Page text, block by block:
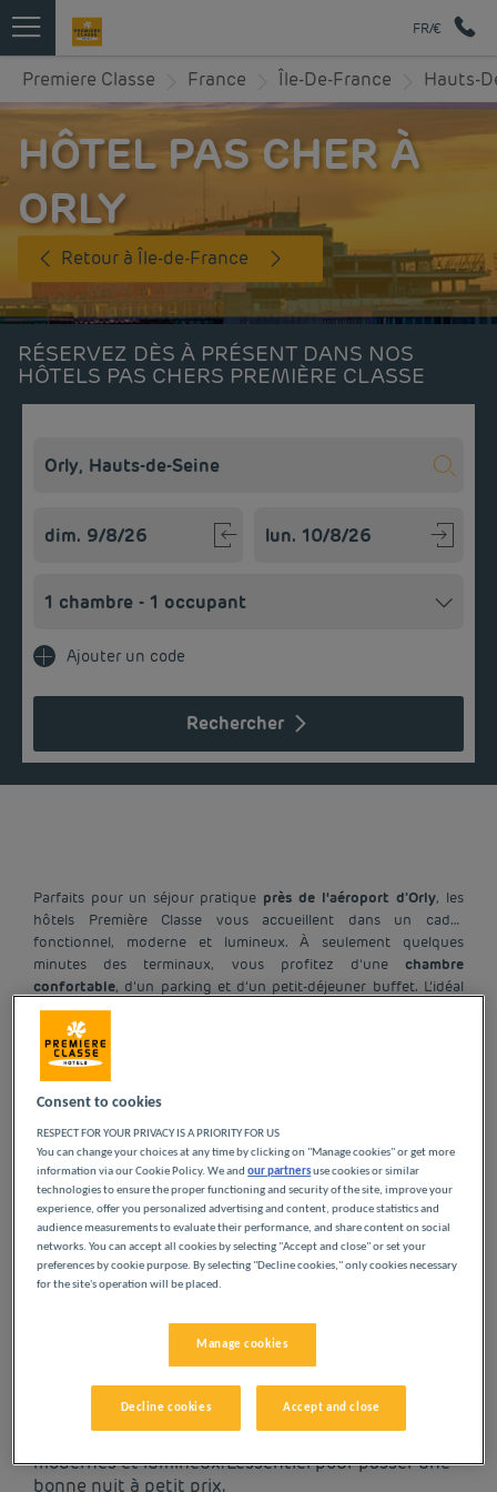
FR/€
Premiere Classe France Île-De-France Hauts-
HÔTEL PAS CHER À
ORLY
Retour à Île-de-France
RÉSERVEZ DÈS À PRÉSENT DANS NOS
HÔTELS PAS CHERS PREMIÈRE CLASSE
Rechercher
Ajouter un code
Parfaits pour un séjour pratique près de l'aéroport d’Orly, les
hôtels Première Classe vous accueillent dans un cadre
fonctionnel, moderne et lumineux. À seulement quelques
minutes des terminaux, vous profitez d’une chambre
confortable, d’un parking et d’un petit-déjeuner buffet. L’idéal
pour une étape avant ou après votre vol !
Séjourner à Orly
À deux pas deParis, enVal-de-Marne
connue pour son aéroport. Lieu de passage et source de
création artistique, évoqué dans les chansons “Dimanche à
Orly” de Gilbert Bécaud et “Orly” de Jacques Brel, l'aéroport
d'Orly devient aussidécor de cinémadans les films “Le Grand
Blond avec une chaussure noire” d'Yves Robert ou “Les
Aventures de Rabbi Jacob” de Gérard Oury. Mai
Lire la suite
NOS HÔTELS À ORLY À
PETITS PRIX
Laissez-vous tenter par nos hôtels Première Classe
à Orly. Dès votre arrivée, vous découvrirez
l’expérience Première Classe : des hôtels
modernes et lumineux. L’essentiel pour passer une
bonne nuit à petit prix.
Consent to cookies
RESPECT FOR YOUR PRIVACY IS A PRIORITY FOR US
You can change your choices at any time by clicking on "Manage cookies" or get more
information via our Cookie Policy. We andour partnersuse cookies or similar
technologies to ensure the proper functioning and security of the site, improve your
experience, offer you personalized advertising and content, produce statistics and
audience measurements to evaluate their performance, and share content on social
networks. You can accept all cookies by selecting "Accept and close" or set your
preferences by cookie purpose. By selecting "Decline cookies," only cookies necessary
for the site's operation will be placed.
Manage cookies
Decline cookies Accept and close